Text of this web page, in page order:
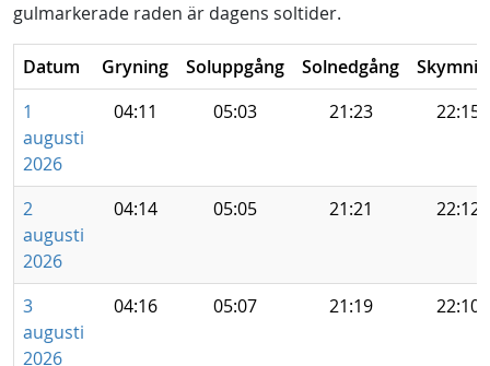
gulmarkerade raden är dagens soltider.
Datum Gryning Soluppgång Solnedgång
1
augusti
2026
04:11 05:03 21:23 22:15
2
augusti
2026
04:14 05:05 21:21 22:12
3
augusti
2026
04:16 05:07 21:19 22:10